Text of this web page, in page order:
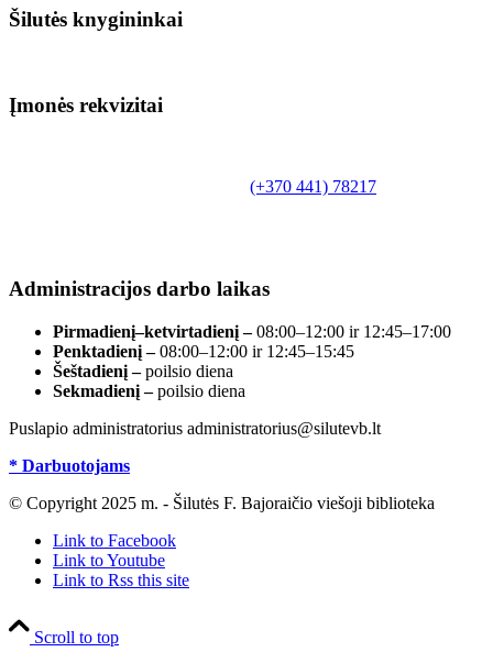
Šilutės knygininkai
Įmonės rekvizitai
(+370 441) 78217
Administracijos darbo laikas
Pirmadienį–ketvirtadienį –08:00–12:00 ir 12:45–17:00
Penktadienį –08:00–12:00 ir 12:45–15:45
Šeštadienį –poilsio diena
Sekmadienį –poilsio diena
Puslapio administratorius administratorius@silutevb.lt
* Darbuotojams
© Copyright 2025 m. - Šilutės F. Bajoraičio viešoji biblioteka
Link to Facebook
Link to Youtube
Link to Rss this site
Scroll to top